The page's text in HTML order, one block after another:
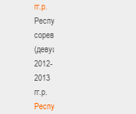
гг.р.
Республиканские
соревнования
(девушки)
2012-
2013
гг.р.
Республиканские